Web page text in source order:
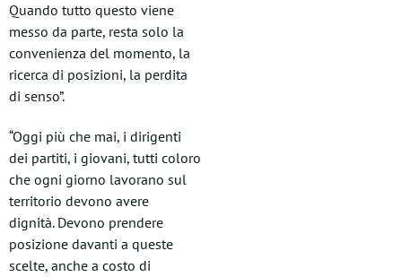
Quando tutto questo viene
messo da parte, resta solo la
convenienza del momento, la
ricerca di posizioni, la perdita
di senso”.
“Oggi più che mai, i dirigenti
dei partiti, i giovani, tutti coloro
che ogni giorno lavorano sul
territorio devono avere
dignità. Devono prendere
posizione davanti a queste
scelte, anche a costo di